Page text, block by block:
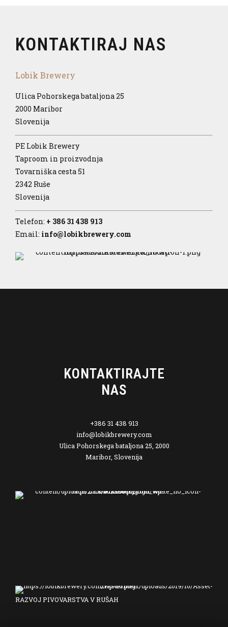
KONTAKTIRAJ NAS
Lobik Brewery
Ulica Pohorskega bataljona 25
2000 Maribor
Slovenija
PE Lobik Brewery
Taproom in proizvodnja
Tovarniška cesta 51
2342 Ruše
Slovenija
Telefon: + 386 31 438 913
Email: info@lobikbrewery.com
KONTAKTIRAJTE
NAS
+386 31 438 913
info@lobikbrewery.com
Ulica Pohorskega bataljona 25, 2000
Maribor, Slovenija
RAZVOJ PIVOVARSTVA V RUŠAH